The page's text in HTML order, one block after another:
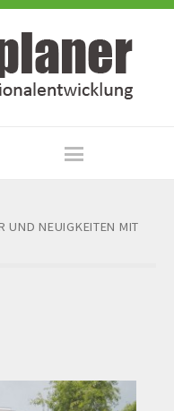
UND NEUIGKEITEN MIT